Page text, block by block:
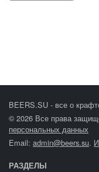
BEERS.SU - все о
© 2026 Все права
персональных данных
Email: admin@beers.su.
РАЗДЕЛЫ